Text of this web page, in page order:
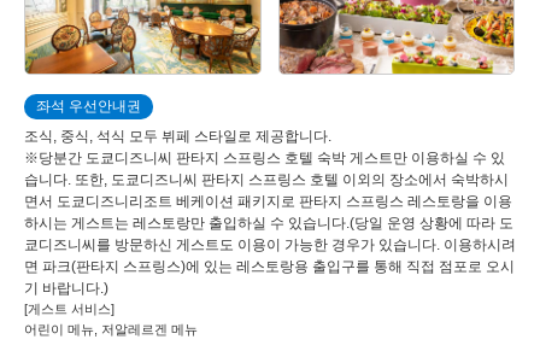
좌석 우선안내권
조식, 중식, 석식 모두 뷔페 스타일로 제공합니다.
※당분간 도쿄디즈니씨 판타지 스프링스 호텔 숙박 게스트만 이용하실 수 있
습니다. 또한, 도쿄디즈니씨 판타지 스프링스 호텔 이외의 장소에서 숙박하시
면서 도쿄디즈니리조트 베케이션 패키지로 판타지 스프링스 레스토랑을 이용
하시는 게스트는 레스토랑만 출입하실 수 있습니다.(당일 운영 상황에 따라 도
쿄디즈니씨를 방문하신 게스트도 이용이 가능한 경우가 있습니다. 이용하시려
면 파크(판타지 스프링스)에 있는 레스토랑용 출입구를 통해 직접 점포로 오시
기 바랍니다.)
[게스트 서비스]
어린이 메뉴, 저알레르겐 메뉴